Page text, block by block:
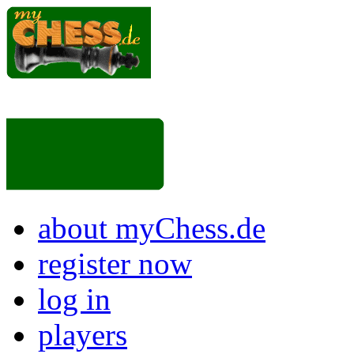
about myChess.de
register now
log in
players